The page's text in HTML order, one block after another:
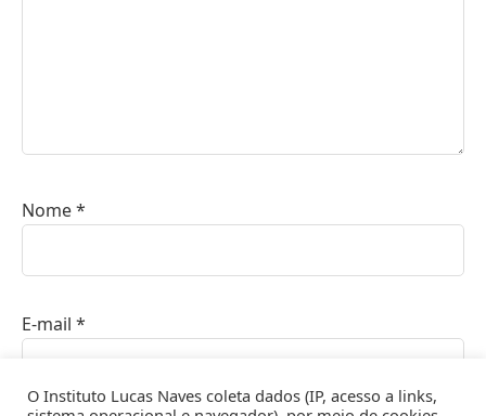
Nome*
E-mail *
O Instituto Lucas Naves coleta dados (IP, acesso a links,